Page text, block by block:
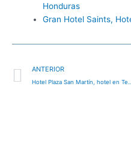
Honduras
Gran Hotel Saints,
Ant
ANTERIOR